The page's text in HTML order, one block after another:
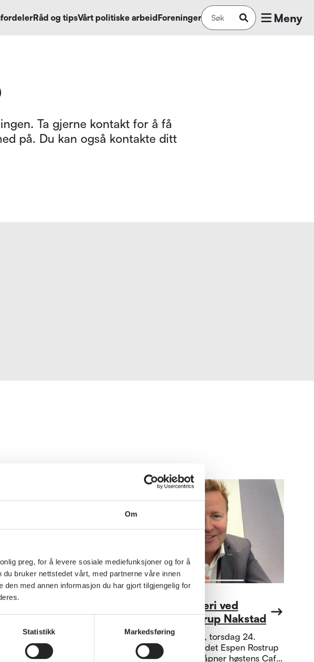
Om
preg, for å levere sosiale mediefunksjoner og for å
bruker nettstedet vårt, med partnerne våre innen
med annen informasjon du har gjort tilgjengelig for
Statistikk Markedsføring
Råd og tipsVårt politiske arbeidForeninger Meny
Ta gjerne kontakt for å få
på. Du kan også kontakte ditt
Annet
Café & Kåseri ved
Espen Rostrup Nakstad
Hold av dagen, torsdag 24.
september, er det Espen Rostrup
Nakstad, som åpner høstens Café